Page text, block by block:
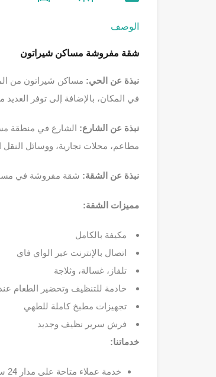
الوصف
شقة مفروشة مساكن شيراتون
نبذة عن الحي: مساكن شيراتون من
في المكان، بالإضافة إلى توفر
نبذة عن الشارع: الشارع في منطقة
مطاعم، محلات تجارية، ووسائل النقل
نبذة عن الشقة: شقة مفروشة في
مميزات الشقة:
مكيفة بالكامل
اتصال بالإنترنت عبر الواي فاي
تلفاز، غسالة، وثلاجة
خادمة للتنظيف وتحضير الطعام عند
تجهيزات مطبخ كاملة للطهي
فرش سرير نظيف وجديد
خدماتنا:
خدمة عملاء متاحة على مدار 24 ساعة.